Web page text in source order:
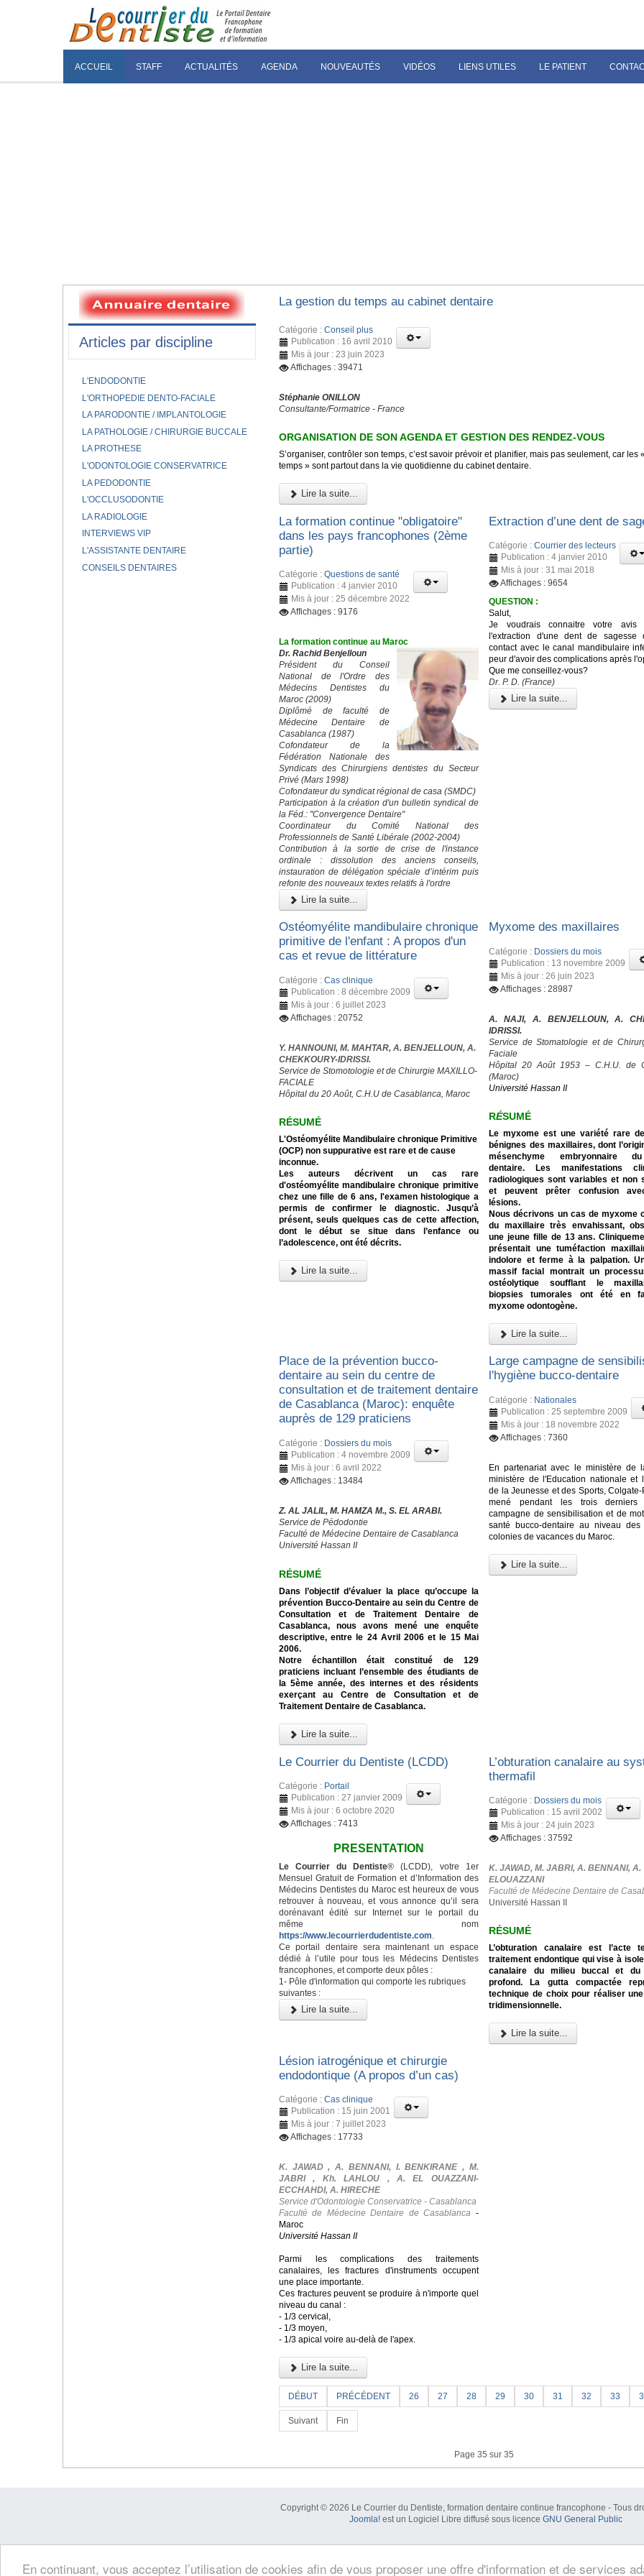
En continuant, vous acceptez l’utilisation de cookies afin de vous proposer une offre d'information et de services
ACCUEIL STAFF ACTUALITÉS AGENDA NOUVEAUTÉS VIDÉOS LIENS UTILES LE PATIENT
La gestion du temps au cabinet dentaire
Catégorie : Conseil plus
Publication : 16 avril 2010
Mis à jour : 23 juin 2023
Affichages : 39471
Stéphanie ONILLON
Consultante/Formatrice - France
ORGANISATION DE SON AGENDA ET GESTION DES RENDEZ-VOUS
S’organiser, contrôler son temps, c’est savoir prévoir et planifier, mais pas seulement, car les
temps » sont partout dans la vie quotidienne du cabinet dentaire.
Lire la suite...
La formation continue "obligatoire"
dans les pays francophones (2ème
partie)
Catégorie : Questions de santé
Publication : 4 janvier 2010
Mis à jour : 25 décembre 2022
Affichages : 9176
La formation continue au Maroc
Dr. Rachid Benjelloun
Président du Conseil
National de l'Ordre des
Médecins Dentistes du
Maroc (2009)
Diplômé de faculté de
Médecine Dentaire de
Casablanca (1987)
Cofondateur de la
Fédération Nationale des
Syndicats des Chirurgiens dentistes du Secteur
Privé (Mars 1998)
Cofondateur du syndicat régional de casa (SMDC)
Participation à la création d'un bulletin syndical de
la Féd.: "Convergence Dentaire"
Coordinateur du Comité National des
Professionnels de Santé Libérale (2002-2004)
Contribution à la sortie de crise de l'instance
ordinale : dissolution des anciens conseils,
instauration de délégation spéciale d’intérim puis
refonte des nouveaux textes relatifs à l'ordre
Lire la suite...
Extraction d’une dent de
Catégorie :Courrier des lecteurs
Publication : 4 janvier 2010
Mis à jour : 31 mai 2018
Affichages : 9654
QUESTION :
Salut,
Je voudrais connaitre votre avis
l'extraction d'une dent de
contact avec le canal mandibulaire
peur d'avoir des complications après
Que me conseillez-vous?
Dr. P. D. (France)
Lire la suite...
Ostéomyélite mandibulaire chronique
primitive de l'enfant : A propos d'un
cas et revue de littérature
Catégorie : Cas clinique
Publication : 8 décembre 2009
Mis à jour : 6 juillet 2023
Affichages : 20752
Y. HANNOUNI, M. MAHTAR, A. BENJELLOUN, A.
CHEKKOURY-IDRISSI.
Service de Stomotologie et de Chirurgie MAXILLO-
FACIALE
Hôpital du 20 Août, C.H.U de Casablanca, Maroc
RÉSUMÉ
L'Ostéomyélite Mandibulaire chronique Primitive
(OCP) non suppurative est rare et de cause
inconnue.
Les auteurs décrivent un cas rare
d'ostéomyélite mandibulaire chronique primitive
chez une fille de 6 ans, l'examen histologique a
permis de confirmer le diagnostic.Jusqu’à
présent, seuls quelques cas de cette affection,
dont le début se situe dans l’enfance ou
l’adolescence, ont été décrits.
Lire la suite...
Myxome des maxillaires
Catégorie : Dossiers du mois
Publication : 13 novembre 2009
Mis à jour : 26 juin 2023
Affichages : 28987
A. NAJI, A. BENJELLOUN, A.
IDRISSI.
Service de Stomatologie et de
Faciale
Hôpital 20 Août 1953 – C.H.U. de
(Maroc)
Université Hassan II
RÉSUMÉ
Le myxome est une variété rare
bénignes des maxillaires, dont
mésenchyme embryonnaire
dentaire. Les manifestations
radiologiques sont variables et non
et peuvent prêter confusion
lésions.
Nous décrivons un cas de myxome
du maxillaire très envahissant,
une jeune fille de 13 ans.
présentait une tuméfaction
indolore et ferme à la palpation.
massif facial montrait un
ostéolytique soufflant le
biopsies tumorales ont été en
myxome odontogène.
Lire la suite...
Place de la prévention bucco-
dentaire au sein du centre de
consultation et de traitement dentaire
de Casablanca (Maroc): enquête
auprès de 129 praticiens
Catégorie : Dossiers du mois
Publication : 4 novembre 2009
Mis à jour : 6 avril 2022
Affichages : 13484
Z. AL JALIL, M. HAMZA M., S. EL ARABI.
Service de Pédodontie
Faculté de Médecine Dentaire de Casablanca
Université Hassan II
RÉSUMÉ
Dans l’objectif d’évaluer la place qu’occupe la
prévention Bucco-Dentaire au sein du Centre de
Consultation et de Traitement Dentaire de
Casablanca, nous avons mené une enquête
descriptive, entre le 24 Avril 2006 et le 15 Mai
2006.
Notre échantillon était constitué de 129
praticiens incluant l’ensemble des étudiants de
la 5ème année, des internes et des résidents
exerçant au Centre de Consultation et de
Traitement Dentaire de Casablanca.
Lire la suite...
Large campagne de
l'hygiène bucco-dentaire
Catégorie : Nationales
Publication : 25 septembre 2009
Mis à jour : 18 novembre 2022
Affichages : 7360
En partenariat avec le ministère de
ministère de l'Education nationale et
de la Jeunesse et des Sports,
mené pendant les trois derniers
campagne de sensibilisation et de
santé bucco-dentaire au niveau des
colonies de vacances du Maroc.
Lire la suite...
Le Courrier du Dentiste (LCDD)
Catégorie : Portail
Publication : 27 janvier 2009
Mis à jour : 6 octobre 2020
Affichages : 7413
PRESENTATION
Le Courrier du Dentiste® (LCDD), votre 1er
Mensuel Gratuit de Formation et d’Information des
Médecins Dentistes du Maroc est heureux de vous
retrouver à nouveau, et vous annonce qu’il sera
dorénavant édité sur Internet sur le portail du
même nom
https://www.lecourrierdudentiste.com
Ce portail dentaire sera maintenant un espace
dédié à l’utile pour tous les Médecins Dentistes
francophones, et comporte deux pôles :
1- Pôle d'information qui comporte les rubriques
suivantes :
Lire la suite...
L’obturation canalaire au
thermafil
Catégorie : Dossiers du mois
Publication : 15 avril 2002
Mis à jour : 24 juin 2023
Affichages : 37592
K. JAWAD, M. JABRI, A. BENNANI, A.
ELOUAZZANI
Faculté de Médecine Dentaire de
Université Hassan II
RÉSUMÉ
L’obturation canalaire est l’acte
traitement endontique qui vise à
canalaire du milieu buccal et du
profond. La gutta compactée
technique de choix pour réaliser
tridimensionnelle.
Lire la suite...
Lésion iatrogénique et chirurgie
endodontique (A propos d’un cas)
Catégorie : Cas clinique
Publication : 15 juin 2001
Mis à jour : 7 juillet 2023
Affichages : 17733
K. JAWAD , A. BENNANI, I. BENKIRANE , M.
JABRI , Kh. LAHLOU , A. EL OUAZZANI-
ECCHAHDI, A. HIRECHE
Service d'Odontologie Conservatrice - Casablanca
Faculté de Médecine Dentaire de Casablanca -
Maroc
Université Hassan II
Parmi les complications des traitements
canalaires, les fractures d'instruments occupent
une place importante.
Ces fractures peuvent se produire à n'importe quel
niveau du canal :
- 1/3 cervical,
- 1/3 moyen,
- 1/3 apical voire au-delà de l'apex.
Lire la suite...
DÉBUT PRÉCÉDENT 26 27 28 29 30 31 32 33
Suivant Fin
Page 35 sur 35
Articles par discipline
L'ENDODONTIE
L'ORTHOPEDIE DENTO-FACIALE
LA PARODONTIE / IMPLANTOLOGIE
LA PATHOLOGIE / CHIRURGIE BUCCALE
LA PROTHESE
L'ODONTOLOGIE CONSERVATRICE
LA PEDODONTIE
L'OCCLUSODONTIE
LA RADIOLOGIE
INTERVIEWS VIP
L'ASSISTANTE DENTAIRE
CONSEILS DENTAIRES
Copyright © 2026 Le Courrier du Dentiste, formation dentaire continue francophone - Tous
Joomla!est un Logiciel Libre diffusé sous licence GNU General Public